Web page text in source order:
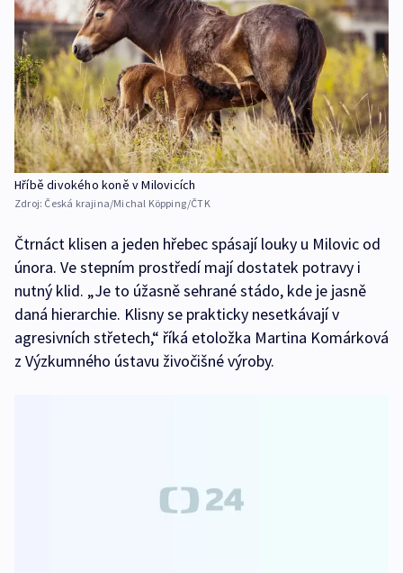
Hříbě divokého koně v Milovicích
Zdroj: Česká krajina/Michal Köpping/ČTK
Čtrnáct klisen a jeden hřebec spásají louky u Milovic od
února. Ve stepním prostředí mají dostatek potravy i
nutný klid. „Je to úžasně sehrané stádo, kde je jasně
daná hierarchie. Klisny se prakticky nesetkávají v
agresivních střetech,“ říká etoložka Martina Komárková
z Výzkumného ústavu živočišné výroby.